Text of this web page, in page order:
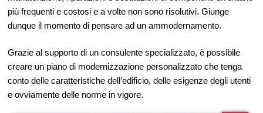
più frequenti e costosi e a volte non sono risolutivi. Giunge
dunque il momento di pensare ad un ammodernamento.
Grazie al supporto di un consulente specializzato, è possibile
creare un piano di modernizzazione personalizzato che tenga
conto delle caratteristiche dell’edificio, delle esigenze degli utenti
e ovviamente delle norme in vigore.